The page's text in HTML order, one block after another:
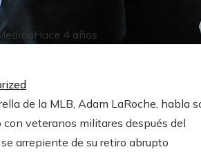
Hace 4 años
de la MLB, Adam LaRoche, habla
con veteranos militares después del
arrepiente de su retiro abrupto